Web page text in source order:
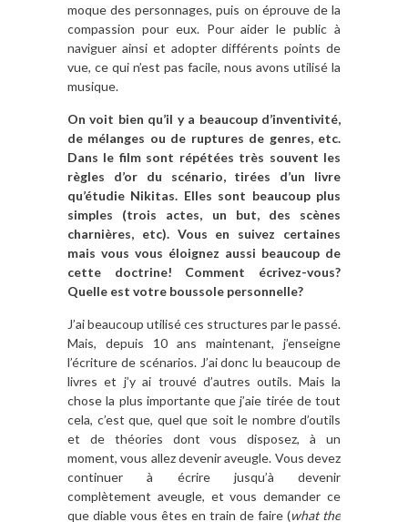
moque des personnages, puis on éprouve de la
compassion pour eux. Pour aider le public à
naviguer ainsi et adopter différents points de
vue, ce qui n’est pas facile, nous avons utilisé la
musique.
On voit bien qu’il y a beaucoup d’inventivité,
de mélanges ou de ruptures de genres, etc.
Dans le film sont répétées très souvent les
règles d’or du scénario, tirées d’un livre
qu’étudie Nikitas. Elles sont beaucoup plus
simples (trois actes, un but, des scènes
charnières, etc). Vous en suivez certaines
mais vous vous éloignez aussi beaucoup de
cette doctrine! Comment écrivez-vous?
Quelle est votre boussole personnelle?
J’ai beaucoup utilisé ces structures par le passé.
Mais, depuis 10 ans maintenant, j’enseigne
l’écriture de scénarios. J’ai donc lu beaucoup de
livres et j’y ai trouvé d’autres outils. Mais la
chose la plus importante que j’aie tirée de tout
cela, c’est que, quel que soit le nombre d’outils
et de théories dont vous disposez, à un
moment, vous allez devenir aveugle. Vous devez
continuer à écrire jusqu’à devenir
complètement aveugle, et vous demander ce
que diable vous êtes en train de faire (what the